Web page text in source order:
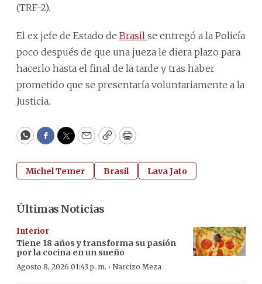
(TRF-2).
El ex jefe de Estado de Brasil se entregó a la Policía
poco después de que una jueza le diera plazo para
hacerlo hasta el final de la tarde y tras haber
prometido que se presentaría voluntariamente a la
Justicia.
WhatsApp
Facebook
Twitter
EmailCopyPrint
Michel Temer Brasil Lava Jato
Últimas Noticias
Interior
Tiene 18 años y transforma su pasión
por la cocina en un sueño
Agosto 8, 2026 01:43 p. m. · Narcizo Meza